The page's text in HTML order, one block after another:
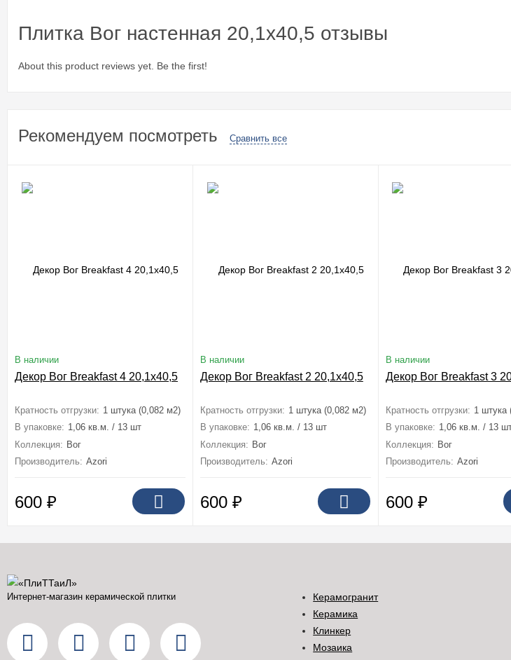
Плитка Вог настенная 20,1x40,5 отзывы
About this product reviews yet. Be the first!
Рекомендуем посмотреть Сравнить все
В наличии
Декор Вог Breakfast 4 20,1x40,5
Кратность отгрузки: 1 штука (0,082 м2)
В упаковке: 1,06 кв.м. / 13 шт
Коллекция: Вог
Производитель: Azori
600 ₽
В наличии
Декор Вог Breakfast 2 20,1x40,5
Кратность отгрузки: 1 штука (0,082 м2)
В упаковке: 1,06 кв.м. / 13 шт
Коллекция: Вог
Производитель: Azori
600 ₽
В наличии
Декор Вог Breakfast 3
Кратность отгрузки: 1 штука
В упаковке: 1,06 кв.м. / 13
Коллекция: Вог
Производитель: Azori
600 ₽
Интернет-магазин керамической плитки
Керамогранит
Керамика
Клинкер
Мозаика